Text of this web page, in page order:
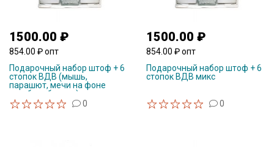
1500.00 ₽
854.00 ₽ опт
Подарочный набор штоф + 6
стопок ВДВ (мышь,
парашют, мечи на фоне
голубого берета)
0
1500.00 ₽
854.00 ₽ опт
Подарочный набор штоф + 6
стопок ВДВ микс
0